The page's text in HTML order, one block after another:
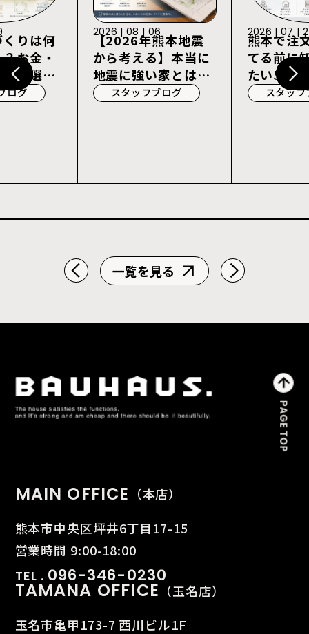
りは何
お金・
社選び
ログ
【2026年熊本地震
から考える】本当に
地震に強い家とは？
耐震等級3・許容応
スタッフブログ
2026 | 08 | 06
熊本で注
てる前に
たい5つ
スタッ
2026 | 07 |
一覧を見る
MAIN OFFICE （本店）
熊本市中央区坪井6丁目17-15
営業時間 9:00-18:00
TEL . 096-346-0230
TAMANA OFFICE （玉名店）
玉名市亀甲173-7 西川ビル1F